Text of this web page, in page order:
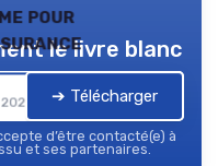
pour
le livre blanc
➔ Télécharger
d’être contacté(e) à
et ses partenaires.